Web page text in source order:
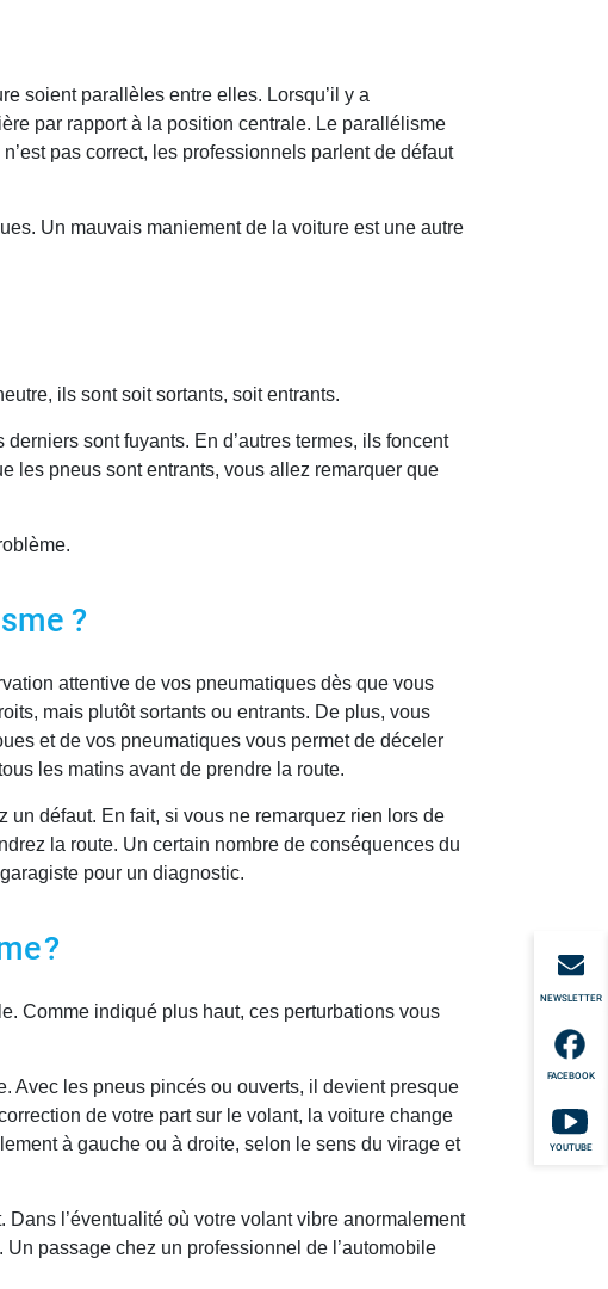
NEWSLETTER
FACEBOOK
YOUTUBE
soient parallèles entre elles. Lorsqu’il y a
par rapport à la position centrale. Le parallélisme
pas correct, les professionnels parlent de défaut
Un mauvais maniement de la voiture est une autre
ils sont soit sortants, soit entrants.
sont fuyants. En d’autres termes, ils foncent
les pneus sont entrants, vous allez remarquer que
?
attentive de vos pneumatiques dès que vous
mais plutôt sortants ou entrants. De plus, vous
et de vos pneumatiques vous permet de déceler
les matins avant de prendre la route.
défaut. En fait, si vous ne remarquez rien lors de
la route. Un certain nombre de conséquences du
pour un diagnostic.
?
Comme indiqué plus haut, ces perturbations vous
Avec les pneus pincés ou ouverts, il devient presque
de votre part sur le volant, la voiture change
à gauche ou à droite, selon le sens du virage et
l’éventualité où votre volant vibre anormalement
passage chez un professionnel de l’automobile